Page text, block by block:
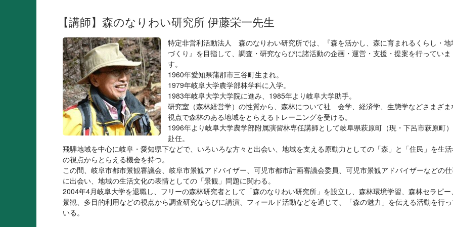
【講師】森のなりわい研究所 伊藤栄一先生
特定非営利活動法人 森のなりわい研究所では、『森を活かし、森に育まれるくらし・地
づくり』を目指して、調査・研究ならびに諸活動の企画・運営・支援・提案を行っていま
す。
1960年愛知県蒲郡市三谷町生まれ。
1979年岐阜大学農学部林学科に入学。
1983年岐阜大学大学院に進み、1985年より岐阜大学助手。
研究室（森林経営学）の性質から、森林について社 会学、経済学、生態学などさまざま
視点で森林のある地域をとらえるトレーニングを受ける。
1996年より岐阜大学農学部附属演習林専任講師として岐阜県萩原町（現・下呂市萩原町
赴任。
飛騨地域を中心に岐阜・愛知県下などで、いろいろな方々と出会い、地域を支える原動力としての「森」と「住民」を生
の視点からとらえる機会を持つ。
この間、岐阜市都市景観審議会、岐阜市景観アドバイザー、可児市都市計画審議会委員、可児市景観アドバイザーなどの
に出会い、地域の生活文化の表情としての「景観」問題に関わる。
2004年4月岐阜大学を退職し、フリーの森林研究者として「森のなりわい研究所」を設立し、森林環境学習、森林セラピー
景観、多目的利用などの視点から調査研究ならびに講演、フィールド活動などを通じて、「森の魅力」を伝える活動を行
いる。